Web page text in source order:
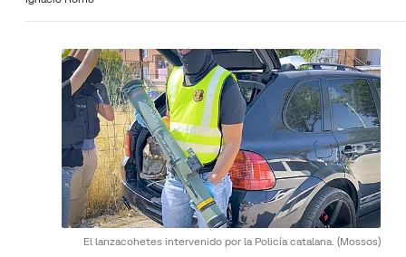
El lanzacohetes intervenido por la Policía catalana. (Mossos)